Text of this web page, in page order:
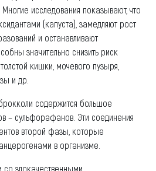
исследования показывают, что
(капуста), замедляют рост
и останавливают
значительно снизить риск
кишки, мочевого пузыря,
и др.
содержится большое
– сульфорафанов. Эти соединения
второй фазы, которые
в организме.
злокачественными